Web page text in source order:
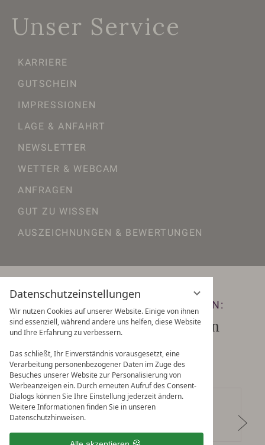
Datenschutzeinstellungen
Wir nutzen Cookies auf unserer Website. Einige von ihnen
sind essenziell, während andere uns helfen, diese Website
und Ihre Erfahrung zu verbessern.
Das schließt, Ihr Einverständnis vorausgesetzt, eine
Verarbeitung personenbezogener Daten im Zuge des
Besuches unserer Website zur Personalisierung von
Werbeanzeigen ein. Durch erneuten Aufruf des Consent-
Dialogs können Sie Ihre Einstellung jederzeit ändern.
Weitere Informationen finden Sie in unseren
Datenschutzhinweisen.
Unser Service
KARRIERE
GUTSCHEIN
IMPRESSIONEN
LAGE & ANFAHRT
NEWSLETTER
WETTER & WEBCAM
ANFRAGEN
GUT ZU WISSEN
AUSZEICHNUNGEN & BEWERTUNGEN
KEINE ANGEBOTE MEHR VERPASSEN:
Zum Newsletter anmelden